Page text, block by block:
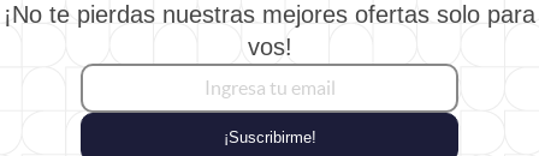
¡No te pierdas nuestras mejores ofertas solo para
vos!
¡Suscribirme!